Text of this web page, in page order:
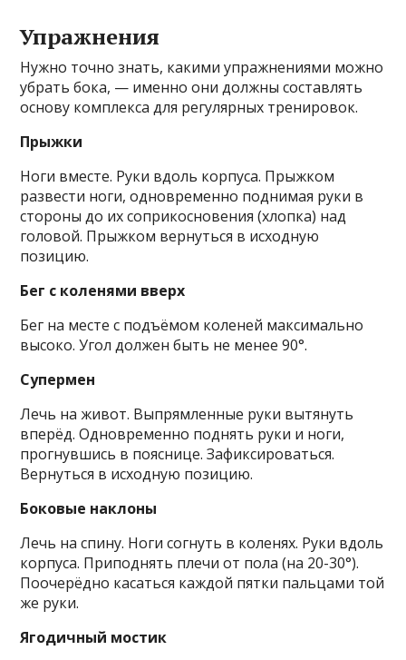
Упражнения
Нужно точно знать, какими упражнениями можно
убрать бока, — именно они должны составлять
основу комплекса для регулярных тренировок.
Прыжки
Ноги вместе. Руки вдоль корпуса. Прыжком
развести ноги, одновременно поднимая руки в
стороны до их соприкосновения (хлопка) над
головой. Прыжком вернуться в исходную
позицию.
Бег с коленями вверх
Бег на месте с подъёмом коленей максимально
высоко. Угол должен быть не менее 90°.
Супермен
Лечь на живот. Выпрямленные руки вытянуть
вперёд. Одновременно поднять руки и ноги,
прогнувшись в пояснице. Зафиксироваться.
Вернуться в исходную позицию.
Боковые наклоны
Лечь на спину. Ноги согнуть в коленях. Руки вдоль
корпуса. Приподнять плечи от пола (на 20-30°).
Поочерёдно касаться каждой пятки пальцами той
же руки.
Ягодичный мостик